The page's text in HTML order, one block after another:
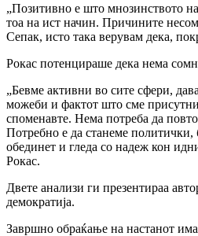
„Позитивно е што мнозинството
тоа на ист начин. Причините
Сепак, исто така верувам дека,
Рокас потенцираше дека нема
„Бевме активни во сите сфери,
можеби и фактот што сме
споменавте. Нема потреба да
Потребно е да станеме политички,
обединет и гледа со надеж кон
Рокас.
Двете анализи ги презентираа
демократија.
Завршно обраќање на настанот